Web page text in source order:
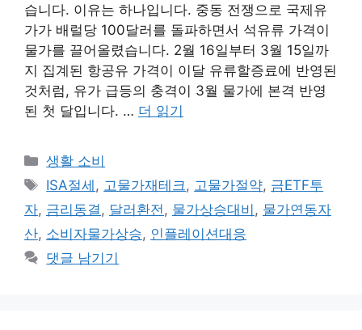
습니다. 이유는 하나입니다. 중동 전쟁으로 국제유
가가 배럴당 100달러를 돌파하면서 석유류 가격이
물가를 끌어올렸습니다. 2월 16일부터 3월 15일까
지 집계된 항공유 가격이 이달 유류할증료에 반영된
것처럼, 유가 급등의 충격이 3월 물가에 본격 반영
된 첫 달입니다. … 더 읽기
카
테
리
생활 소비
태
그
ISA절세 , 고물가재테크 , 고물가절약, 금ETF투
자, 금리동결 , 달러환전 , 물가상승대비 , 물가연동자
산, 소비자물가상승, 인플레이션대응
댓글 남기기